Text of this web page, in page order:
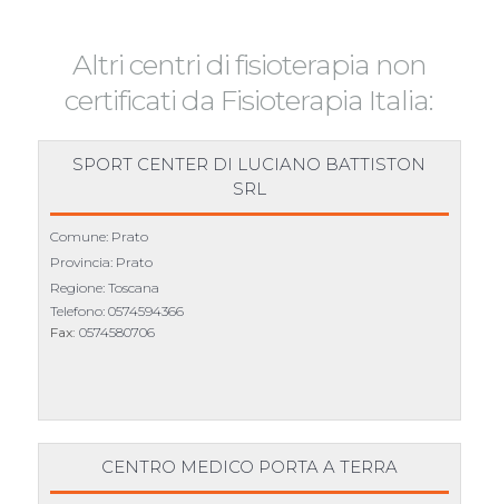
Altri centri di fisioterapia non
certificati da Fisioterapia Italia:
SPORT CENTER DI LUCIANO BATTISTON
SRL
Comune: Prato
Provincia: Prato
Regione: Toscana
Telefono: 0574594366
Fax: 0574580706
CENTRO MEDICO PORTA A TERRA